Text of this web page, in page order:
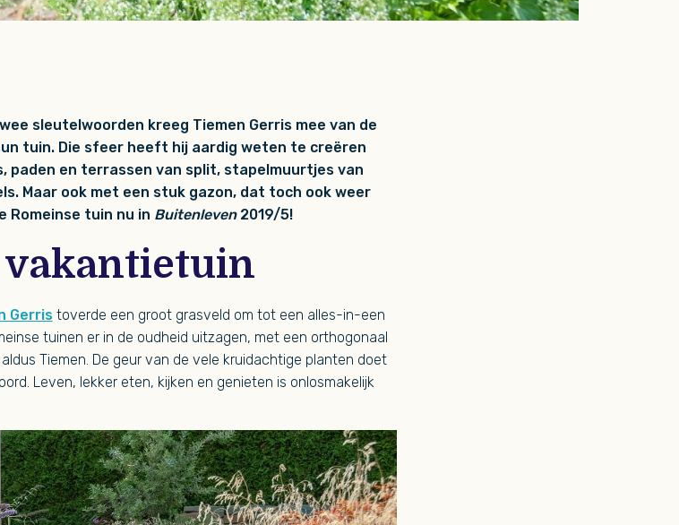
sleutelwoorden kreeg Tiemen Gerris mee van de
tuin. Die sfeer heeft hij aardig weten te creëren
paden en terrassen van split, stapelmuurtjes van
Maar ook met een stuk gazon, dat toch ook weer
Romeinse tuin nu in Buitenleven2019/5!
Gerristoverde een groot grasveld om tot een alles-in-een
tuinen er in de oudheid uitzagen, met een orthogonaal
Tiemen. De geur van de vele kruidachtige planten doet
Leven, lekker eten, kijken en genieten is onlosmakelijk